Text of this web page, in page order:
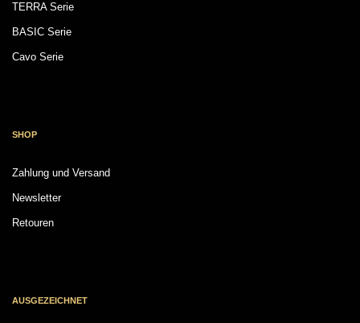
TERRA Serie
BASIC Serie
Cavo Serie
SHOP
Zahlung und Versand
Newsletter
Retouren
AUSGEZEICHNET